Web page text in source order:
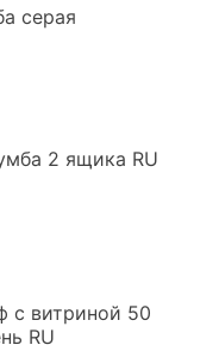
серая
2 ящика RU
с витриной 50
RU